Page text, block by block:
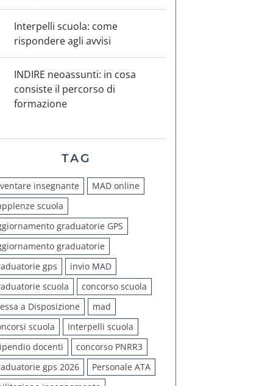
Interpelli scuola: come
rispondere agli avvisi
INDIRE neoassunti: in cosa
consiste il percorso di
formazione
TAG
insegnante
MAD online
scuola
graduatorie GPS
graduatorie
gps
invio MAD
scuola
concorso scuola
a Disposizione
mad
scuola
Interpelli scuola
docenti
concorso PNRR3
gps 2026
Personale ATA